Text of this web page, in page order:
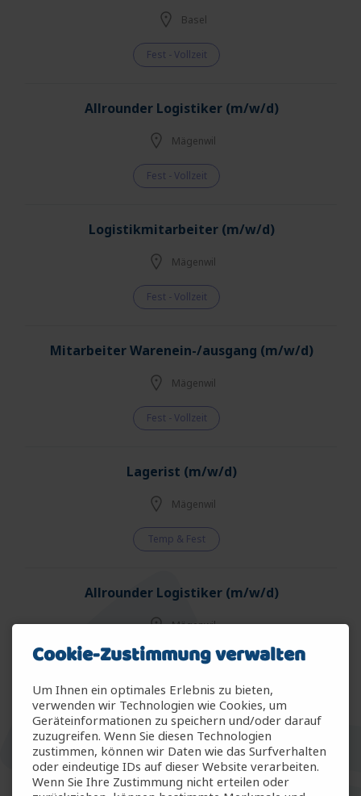
Basel
Fest - Vollzeit
Allrounder Logistiker (m/w/d)
Mägenwil
Fest - Vollzeit
Logistikmitarbeiter (m/w/d)
Mägenwil
Fest - Vollzeit
Mitarbeiter Warenein-/ausgang (m/w/d)
Mägenwil
Fest - Vollzeit
Lagerist (m/w/d)
Mägenwil
Temp & Fest
Allrounder Logistiker (m/w/d)
Mägenwil
Temp & Fest
Allrounder Gartenbau (m/w/d)
Arbon
Temp & Fest
Cookie-Zustimmung verwalten
Um Ihnen ein optimales Erlebnis zu bieten,
verwenden wir Technologien wie Cookies, um
Geräteinformationen zu speichern und/oder darauf
zuzugreifen. Wenn Sie diesen Technologien
zustimmen, können wir Daten wie das Surfverhalten
oder eindeutige IDs auf dieser Website verarbeiten.
Wenn Sie Ihre Zustimmung nicht erteilen oder